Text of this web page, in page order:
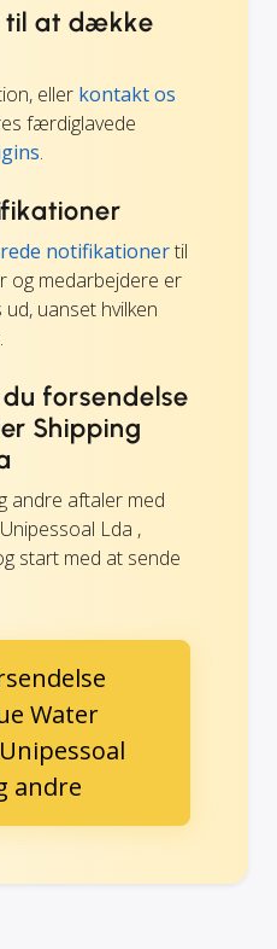
til at dække
eller kontakt os
færdiglavede
.
notifikationertil
og medarbejdere er
uanset hvilken
forsendelse
Shipping
andre aftaler med
Lda ,
start med at sende
Water
andre